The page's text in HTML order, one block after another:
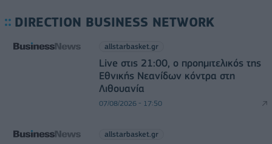
DIRECTION BUSINESS NETWORK
allstarbasket.gr
Live στις 21:00, ο προημιτελικός της
Εθνικής Νεανίδων κόντρα στη
Λιθουανία
07/08/2026 - 17:50
allstarbasket.gr